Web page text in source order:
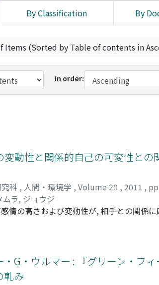
By Classification By
Items (Sorted by Table of contents in
In order:
動性と関係的自己の可変性との
科 , 人間・環境学 , Volume 20 , 2011 ,
ムラ, ジョウジ
情の高さおよび変動性が, 相手との関係
施し, 自尊感情の高さ, 関係に応じた自
情の高さは, 自己の変化に対して肯定的な
者ほど安定しており, 女性の場合, 相手と
G・ウルマー : 『グリーン・フ
軋み